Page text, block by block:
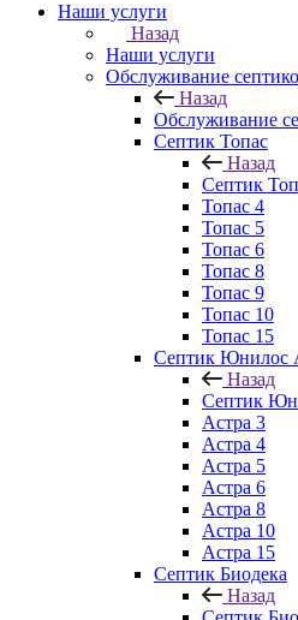
Наши услуги
Назад
Наши услуги
Обслуживание
Назад
Обслуживание
Септик Топас
Назад
Септик
Топас 4
Топас 5
Топас 6
Топас 8
Топас 9
Топас 10
Топас 15
Септик Юнилос
Назад
Септик
Астра 3
Астра 4
Астра 5
Астра 6
Астра 8
Астра 10
Астра 15
Септик Биодека
Назад